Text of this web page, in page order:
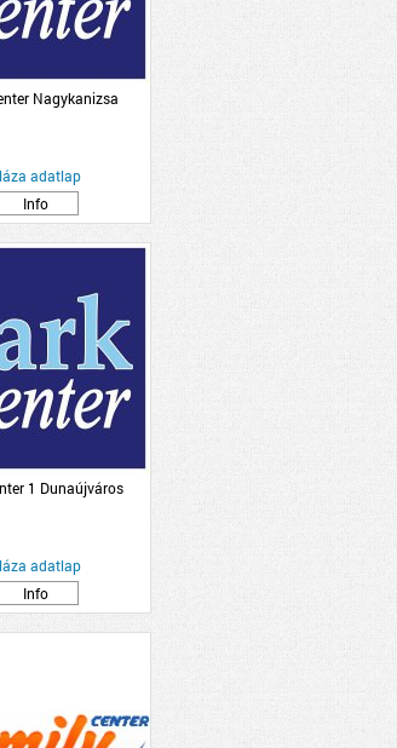
Nagykanizsa
adatlap
Info
1 Dunaújváros
adatlap
Info